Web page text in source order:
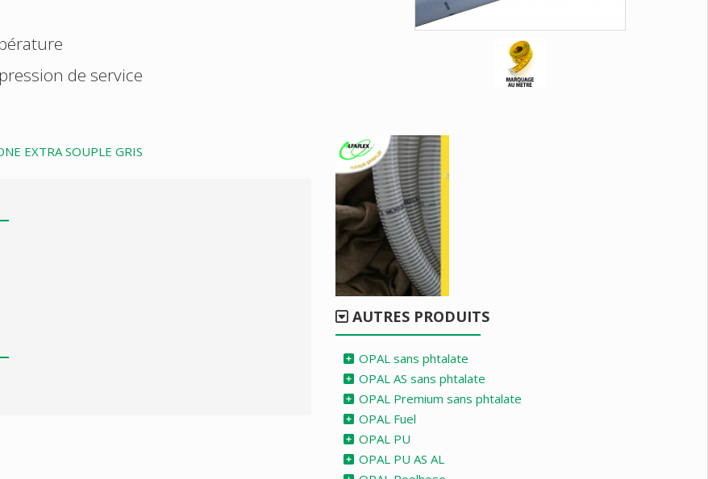
de service
EXTRA SOUPLE GRIS
AUTRES PRODUITS
OPAL sans phtalate
OPAL AS sans phtalate
OPAL Premium sans phtalate
OPAL Fuel
OPAL PU
OPAL PU AS AL